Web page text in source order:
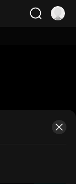
す。視
です。